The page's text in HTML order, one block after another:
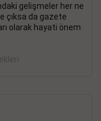
gelişmeler her ne
çıksa da gazete
olarak hayati önem